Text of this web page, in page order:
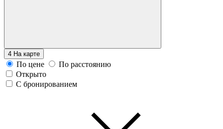
4 На карте
По цене
По расстоянию
Открыто
С бронированием